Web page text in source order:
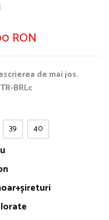
RON
de mai jos.
BRLc
39 40